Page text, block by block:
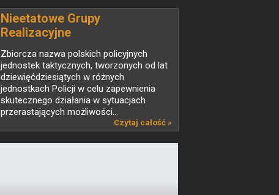
Nieetatowe Grupy
Realizacyjne
Zbiorcza nazwa polskich policyjnych
jednostek taktycznych, tworzonych od lat
dziewięćdziesiątych w różnych
jednostkach Policji w celu zapewnienia
skutecznego działania w sytuacjach
przerastających możliwości...
Czytaj całość »